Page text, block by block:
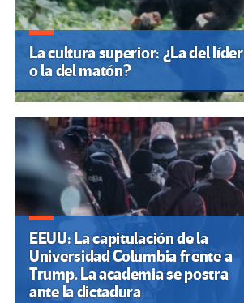
La cultura superior: ¿La del líder
o la del matón?
EEUU: La capitulación de la
Universidad Columbia frente a
Trump. La academia se postra
ante la dictadura